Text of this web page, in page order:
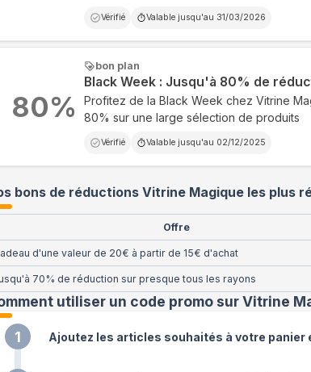
Vérifié Valable jusqu'au 31/03/2026
bon plan
Black Week : Jusqu'à 80% de
Profitez de la Black Week chez Vitrine
80% sur une large sélection de produits
Vérifié Valable jusqu'au 02/12/2025
80%
bons de réductions Vitrine Magique les plus
Offre
d'une valeur de 20€ à partir de 15€ d'achat
70% de réduction sur presque tous les rayons
utiliser un code promo sur Vitrine
1 Ajoutez les articles souhaités à votre